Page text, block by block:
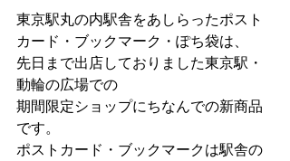
東京駅丸の内駅舎をあしらったポスト
カード・ブックマーク・ぽち袋は、
先日まで出店しておりました東京駅・
動輪の広場での
期間限定ショップにちなんでの新商品
です。
ポストカード・ブックマークは駅舎の